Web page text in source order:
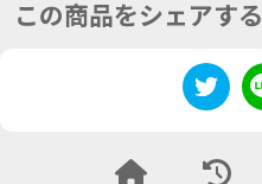
この商品をシェアする